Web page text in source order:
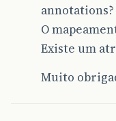
annotations?
O
Existe um
Muito